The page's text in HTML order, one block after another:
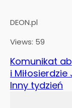
DEON.pl
Views: 59
Komunikat
i
Inny tydzień